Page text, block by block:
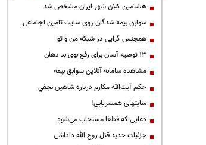
هشتمین کلان شهر ایران مشخص شد
سوابق بیمه شدگان روی سایت تامین اجتماعی
همجنس گرایی در شبکه من و تو
13 توصیه آسان برای رفع بوی بد دهان
مشاهده سامانه آنلاين سوابق بیمه
حكم آيت‌الله مكارم درباره شاهين نجفي
سایتهای همسریابی!
دعايي كه قطعا مستجاب مي‌شود
جزئیات جدید قتل روح الله داداشی